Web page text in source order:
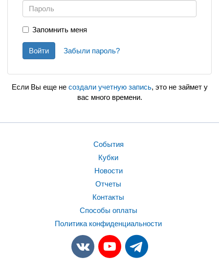
Запомнить меня
Войти Забыли пароль?
Если Вы еще не создали учетную запись, это не займет у
вас много времени.
События
Кубки
Новости
Отчеты
Контакты
Способы оплаты
Политика конфиденциальности